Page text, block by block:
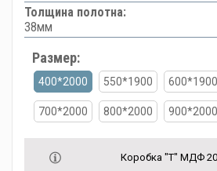
Толщина полотна:
38мм
Размер:
400*2000 550*1900 600*1900
700*2000 800*2000 900*2000
Коробка "Т" МДФ